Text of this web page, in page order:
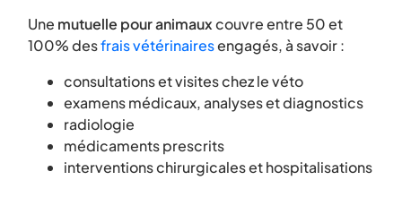
Une mutuelle pour animauxcouvre entre 50 et
100% desfrais vétérinairesengagés, à savoir :
consultations et visites chez le véto
examens médicaux, analyses et diagnostics
radiologie
médicaments prescrits
interventions chirurgicales et hospitalisations